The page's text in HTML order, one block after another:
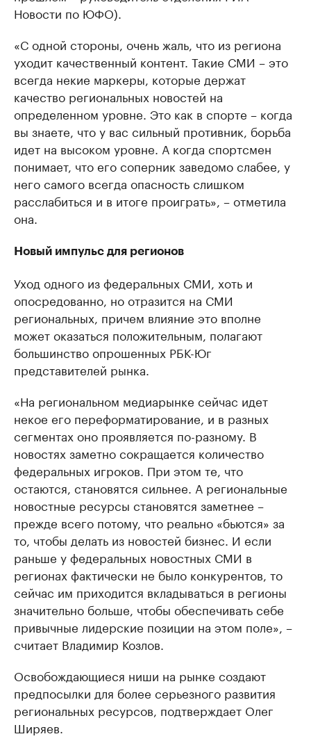
Новости по ЮФО).
«С одной стороны, очень жаль, что из региона
уходит качественный контент. Такие СМИ – это
всегда некие маркеры, которые держат
качество региональных новостей на
определенном уровне. Это как в спорте – когда
вы знаете, что у вас сильный противник, борьба
идет на высоком уровне. А когда спортсмен
понимает, что его соперник заведомо слабее, у
него самого всегда опасность слишком
расслабиться и в итоге проиграть», – отметила
она.
Новый импульс для регионов
Уход одного из федеральных СМИ, хоть и
опосредованно, но отразится на СМИ
региональных, причем влияние это вполне
может оказаться положительным, полагают
большинство опрошенных РБК-Юг
представителей рынка.
«На региональном медиарынке сейчас идет
некое его переформатирование, и в разных
сегментах оно проявляется по-разному. В
новостях заметно сокращается количество
федеральных игроков. При этом те, что
остаются, становятся сильнее. А региональные
новостные ресурсы становятся заметнее –
прежде всего потому, что реально «бьются» за
то, чтобы делать из новостей бизнес. И если
раньше у федеральных новостных СМИ в
регионах фактически не было конкурентов, то
сейчас им приходится вкладываться в регионы
значительно больше, чтобы обеспечивать себе
привычные лидерские позиции на этом поле», –
считает Владимир Козлов.
Освобождающиеся ниши на рынке создают
предпосылки для более серьезного развития
региональных ресурсов, подтверждает Олег
Ширяев.